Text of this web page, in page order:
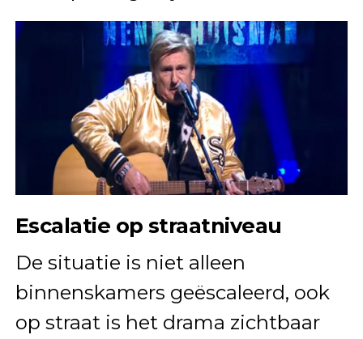
Escalatie op straatniveau
De situatie is niet alleen
binnenskamers geëscaleerd, ook
op straat is het drama zichtbaar